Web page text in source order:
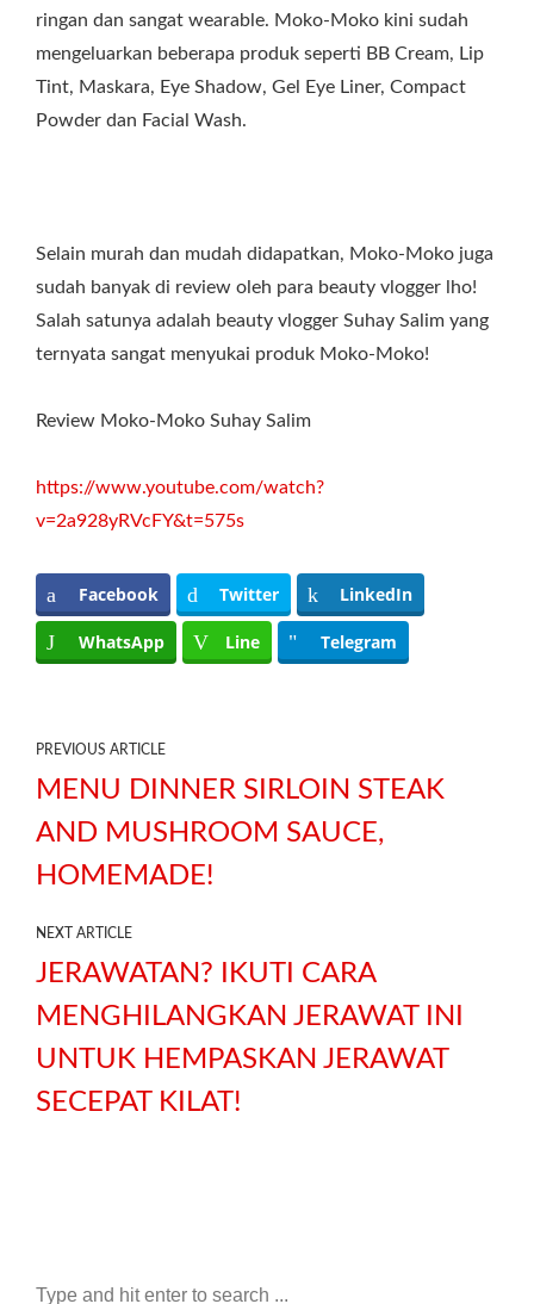
ringan dan sangat wearable. Moko-Moko kini sudah
mengeluarkan beberapa produk seperti BB Cream, Lip
Tint, Maskara, Eye Shadow, Gel Eye Liner, Compact
Powder dan Facial Wash.
Selain murah dan mudah didapatkan, Moko-Moko juga
sudah banyak di review oleh para beauty vlogger lho!
Salah satunya adalah beauty vlogger Suhay Salim yang
ternyata sangat menyukai produk Moko-Moko!
Review Moko-Moko Suhay Salim
https://www.youtube.com/watch?
v=2a928yRVcFY&t=575s
Facebook Twitter LinkedIn
WhatsApp Line Telegram
PREVIOUS ARTICLE
MENU DINNER SIRLOIN STEAK
AND MUSHROOM SAUCE,
HOMEMADE!
NEXT ARTICLE
JERAWATAN? IKUTI CARA
MENGHILANGKAN JERAWAT INI
UNTUK HEMPASKAN JERAWAT
SECEPAT KILAT!